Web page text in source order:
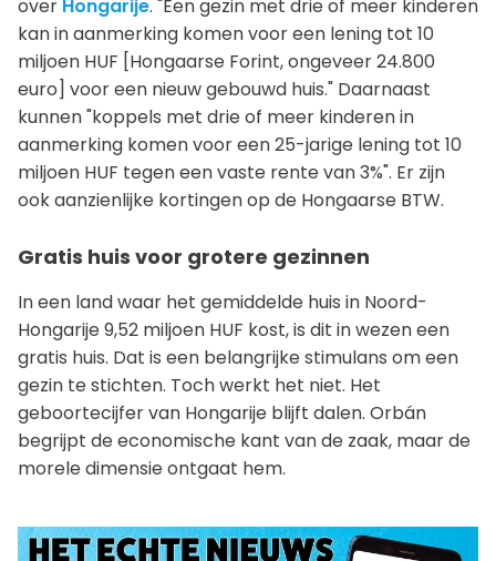
over Hongarije. "Een gezin met drie of meer kinderen
kan in aanmerking komen voor een lening tot 10
miljoen HUF [Hongaarse Forint, ongeveer 24.800
euro] voor een nieuw gebouwd huis." Daarnaast
kunnen "koppels met drie of meer kinderen in
aanmerking komen voor een 25-jarige lening tot 10
miljoen HUF tegen een vaste rente van 3%". Er zijn
ook aanzienlijke kortingen op de Hongaarse BTW.
Gratis huis voor grotere gezinnen
In een land waar het gemiddelde huis in Noord-
Hongarije 9,52 miljoen HUF kost, is dit in wezen een
gratis huis. Dat is een belangrijke stimulans om een
gezin te stichten. Toch werkt het niet. Het
geboortecijfer van Hongarije blijft dalen. Orbán
begrijpt de economische kant van de zaak, maar de
morele dimensie ontgaat hem.